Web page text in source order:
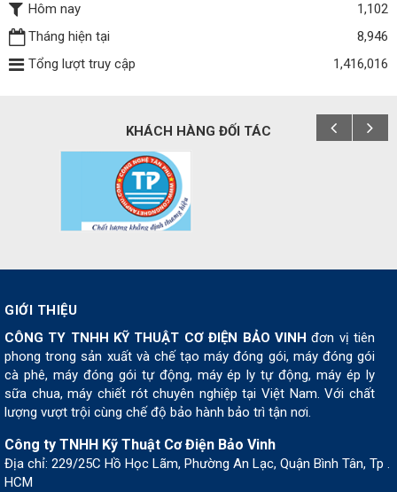
Hôm nay
1,102
Tháng hiện tại
8,946
Tổng lượt truy cập
1,416,016
KHÁCH HÀNG ĐỐI TÁC
GIỚI THIỆU
CÔNG TY TNHH KỸ THUẬT CƠ ĐIỆN BẢO VINH đơn vị tiên
phong trong sản xuất và chế tạo máy đóng gói, máy đóng gói
cà phê, máy đóng gói tự động, máy ép ly tự động, máy ép ly
sữa chua, máy chiết rót chuyên nghiệp tại Việt Nam. Với chất
lượng vượt trội cùng chế độ bảo hành bảo trì tận nơi.
Công ty TNHH Kỹ Thuật Cơ Điện Bảo Vinh
Địa chỉ: 229/25C Hồ Học Lãm, Phường An Lạc, Quận Bình Tân, Tp .
HCM